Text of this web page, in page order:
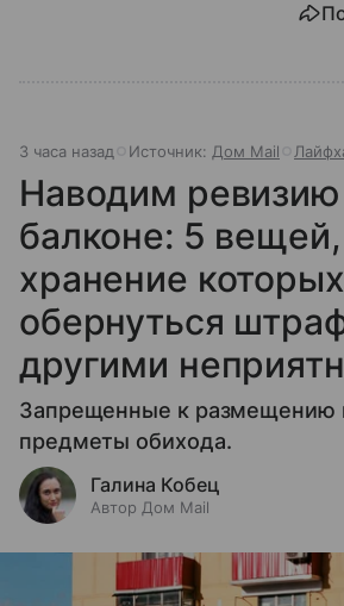
3 часа назад Источник: Дом Mail
Наводим ревизию
балконе: 5 вещей,
хранение
обернуться
другими
Запрещенные к размещению
предметы обихода.
Галина Кобец
Автор Дом Mail